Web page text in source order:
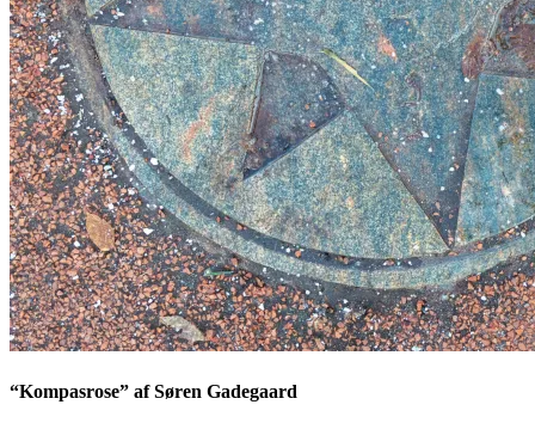
“Kompasrose” af Søren Gadegaard